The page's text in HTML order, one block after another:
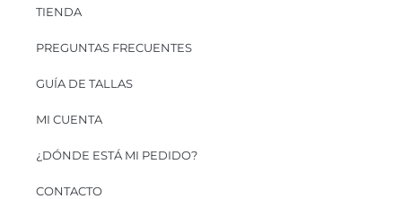
TIENDA
PREGUNTAS FRECUENTES
GUÍA DE TALLAS
MI CUENTA
¿DÓNDE ESTÁ MI PEDIDO?
CONTACTO